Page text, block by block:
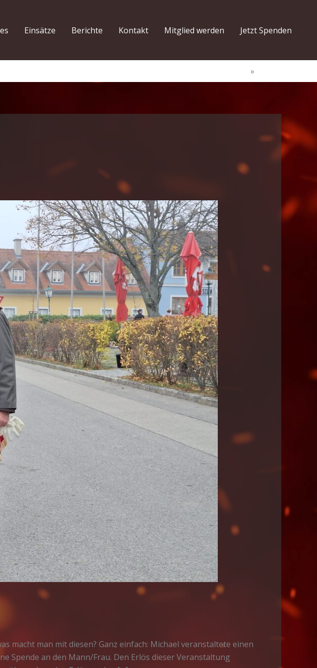
Einsätze Berichte Kontakt Mitglied werden Jetzt Spenden
macht man mit diesen? Ganz einfach: Michael veranstaltete einen
Spende an den Mann/Frau. Den Erlös dieser Veranstaltung